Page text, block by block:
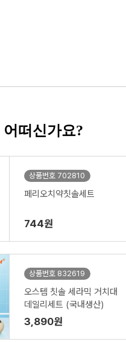
떠신가요?
상품번호 702810
페리오치약칫솔세트
744원
상품번호 832619
오스템 칫솔 세라믹 거치대
데일리세트 (국내생산)
3,890원